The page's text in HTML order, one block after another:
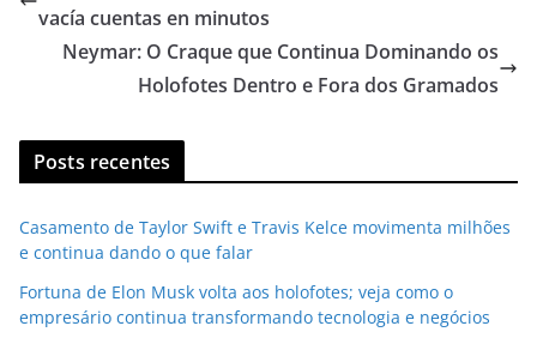
vacía cuentas en minutos
Neymar: O Craque que Continua Dominando os
Holofotes Dentro e Fora dos Gramados
Posts recentes
Casamento de Taylor Swift e Travis Kelce movimenta milhões
e continua dando o que falar
Fortuna de Elon Musk volta aos holofotes; veja como o
empresário continua transformando tecnologia e negócios